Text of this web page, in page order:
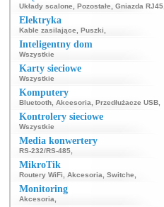
Układy scalone Pozostałe Gniazda RJ45
Elektryka
Kable zasilające Puszki
Inteligentny dom
Wszystkie
Karty sieciowe
Wszystkie
Komputery
Bluetooth Akcesoria Przedłużacze USB
Kontrolery sieciowe
Wszystkie
Media konwertery
RS-232/RS-485
MikroTik
Routery WiFi Akcesoria Switche
Monitoring
Akcesoria